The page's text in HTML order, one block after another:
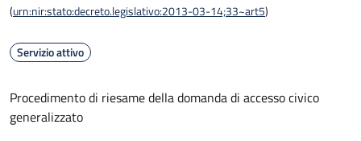
(urn:nir:stato:decreto.legislativo:2013-03-14;33~art5)
Servizio attivo
Procedimento di riesame della domanda di accesso civico
generalizzato